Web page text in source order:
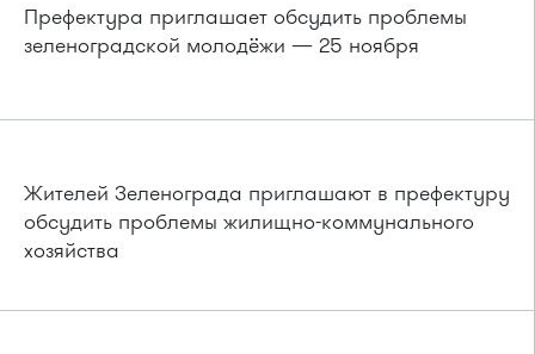
Префектура приглашает обсудить проблемы
зеленоградской молодёжи — 25 ноября
Жителей Зеленограда приглашают в префектуру
обсудить проблемы жилищно-коммунального
хозяйства